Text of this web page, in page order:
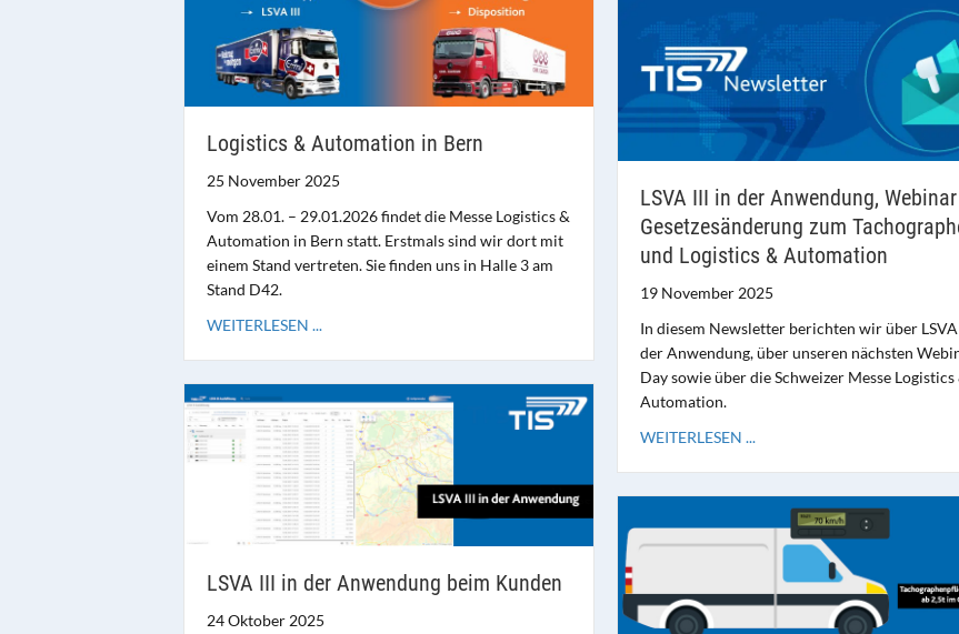
Logistics & Automation in Bern
25 November 2025
Vom 28.01. – 29.01.2026 findet die Messe Logistics &
Automation in Bern statt. Erstmals sind wir dort mit
einem Stand vertreten. Sie finden uns in Halle 3 am
Stand D42.
WEITERLESEN ...
LSVA III in der Anwendung, Webinar
Gesetzesänderung zum
und Logistics & Automation
19 November 2025
In diesem Newsletter berichten wir über
der Anwendung, über unseren nächsten
Day sowie über die Schweizer Messe Logistics
Automation.
WEITERLESEN ...
LSVA III in der Anwendung beim Kunden
24 Oktober 2025